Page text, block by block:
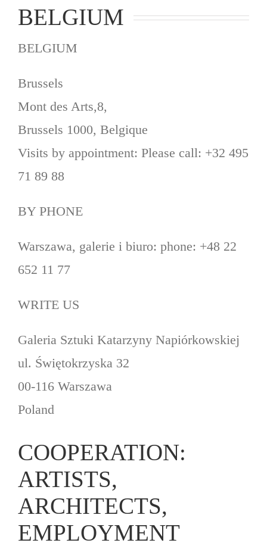
BELGIUM
BELGIUM
Brussels
Mont des Arts,8,
Brussels 1000, Belgique
Visits by appointment: Please call: +32 495
71 89 88
BY PHONE
Warszawa, galerie i biuro: phone: +48 22
652 11 77
WRITE US
Galeria Sztuki Katarzyny Napiórkowskiej
ul. Świętokrzyska 32
00-116 Warszawa
Poland
COOPERATION:
ARTISTS,
ARCHITECTS,
EMPLOYMENT